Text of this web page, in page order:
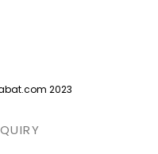
2023